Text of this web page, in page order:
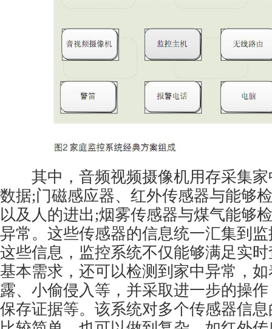
其中，音频视频摄像机用存采集家
数据;门磁感应器、红外传感器与能够
以及人的进出;烟雾传感器与煤气能够
异常。这些传感器的信息统一汇集到
这些信息，监控系统不仅能够满足实
基本需求，还可以检测到家中异常，
露、小偷侵入等，并采取进一步的操
保存证据等。该系统对多个传感器信